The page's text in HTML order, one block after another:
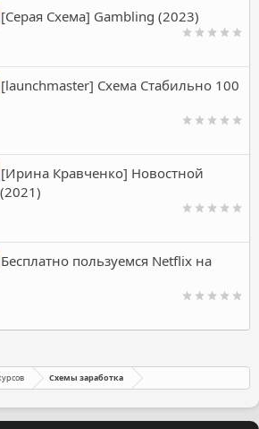
[Серая Схема] Gambling (2023)
[launchmaster] Схема Стабильно 100
[Ирина Кравченко] Новостной
Бесплатно пользуемся Netflix на
Схемы заработка